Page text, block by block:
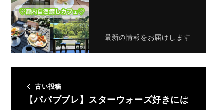
最新の情報をお届けします
古い投稿
【パパブブレ】スターウォーズ好きには